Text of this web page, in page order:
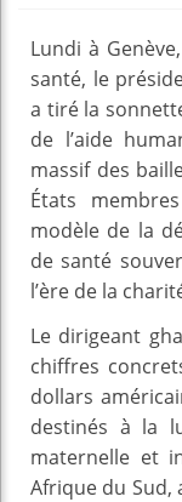
Lundi à
santé, le
a tiré la
de l’aide
massif des
États
modèle de la
de santé
l’ère de la
Le dirigeant
chiffres
dollars
destinés à la
maternelle et
Afrique du